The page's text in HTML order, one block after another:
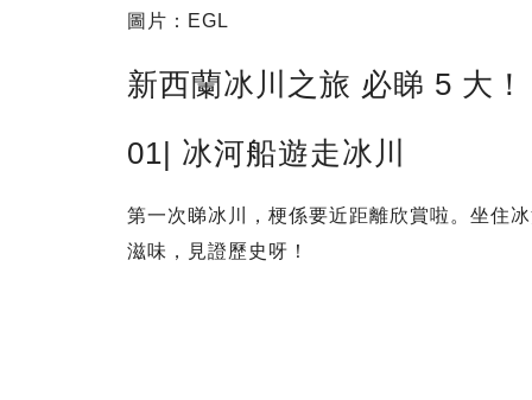
圖片：EGL
新西蘭冰川之旅 必睇 5 大！
01| 冰河船遊走冰川
第一次睇冰川，梗係要近距離欣賞啦。坐住
滋味，見證歷史呀！